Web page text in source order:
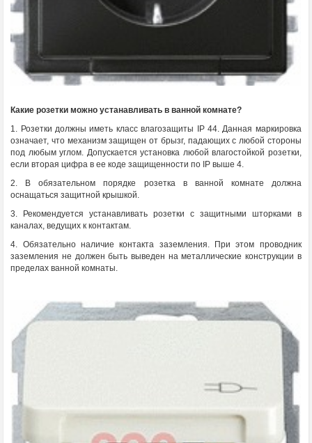
Какие розетки можно устанавливать в ванной комнате?
1. Розетки должны иметь класс влагозащиты IP 44. Данная маркировка
означает, что механизм защищен от брызг, падающих с любой стороны
под любым углом. Допускается установка любой влагостойкой розетки,
если вторая цифра в ее коде защищенности по IP выше 4.
2. В обязательном порядке розетка в ванной комнате должна
оснащаться защитной крышкой.
3. Рекомендуется устанавливать розетки с защитными шторками в
каналах, ведущих к контактам.
4. Обязательно наличие контакта заземления. При этом проводник
заземления не должен быть выведен на металлические конструкции в
пределах ванной комнаты.